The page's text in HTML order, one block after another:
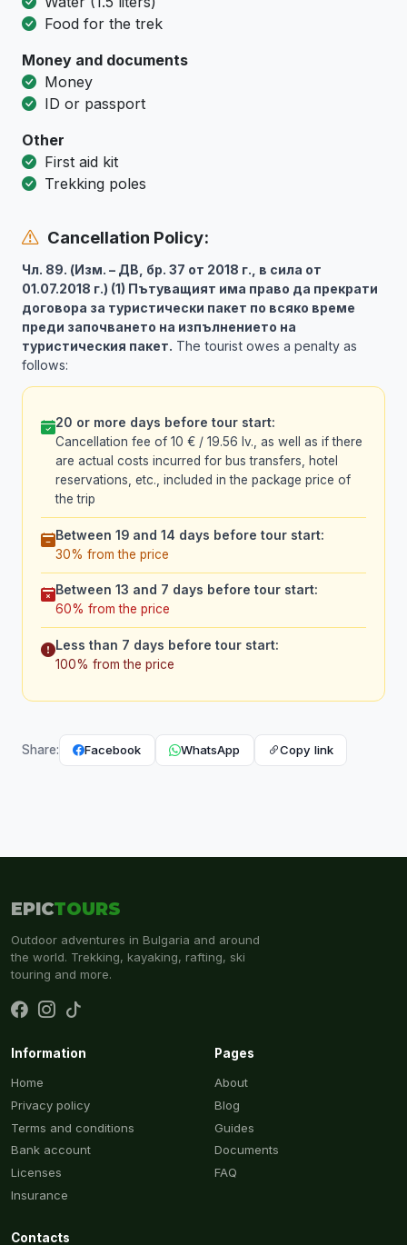
Food for the trek
Money and documents
Money
ID or passport
Other
First aid kit
Trekking poles
Cancellation Policy:
Чл. 89. (Изм. – ДВ, бр. 37 от 2018 г., в сила от
01.07.2018 г.) (1) Пътуващият има право да прекрати
договора за туристически пакет по всяко време
преди започването на изпълнението на
туристическия пакет. The tourist owes a penalty as
follows:
20 or more days before tour start:
Cancellation fee of 10 € / 19.56 lv., as well as if there
are actual costs incurred for bus transfers, hotel
reservations, etc., included in the package price of
the trip
Between 19 and 14 days before tour start:
30% from the price
Between 13 and 7 days before tour start:
60% from the price
Less than 7 days before tour start:
100% from the price
Share: Facebook WhatsApp Copy link
EPICTOURS
Outdoor adventures in Bulgaria and around
the world. Trekking, kayaking, rafting, ski
touring and more.
Information
Home
Privacy policy
Terms and conditions
Bank account
Licenses
Insurance
Pages
About
Blog
Guides
Documents
FAQ
Contacts